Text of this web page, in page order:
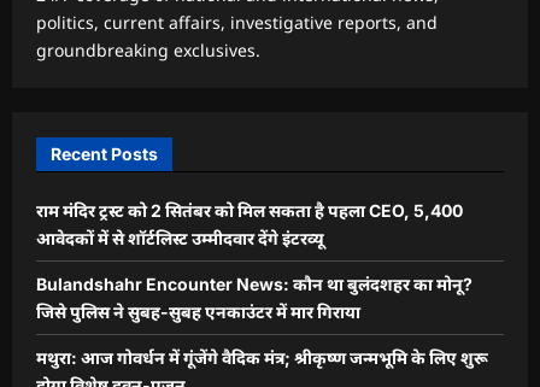
politics, current affairs, investigative reports, and
groundbreaking exclusives.
Recent Posts
राम मंदिर ट्रस्ट को 2 सितंबर को मिल सकता है पहला CEO, 5,400
आवेदकों में से शॉर्टलिस्ट उम्मीदवार देंगे इंटरव्यू
Bulandshahr Encounter News: कौन था बुलंदशहर का मोनू?
जिसे पुलिस ने सुबह-सुबह एनकाउंटर में मार गिराया
मथुरा: आज गोवर्धन में गूंजेंगे वैदिक मंत्र; श्रीकृष्ण जन्मभूमि के लिए शुरू